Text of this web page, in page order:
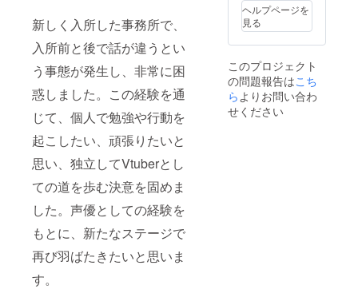
新しく入所した事務所で、
入所前と後で話が違うとい
う事態が発生し、非常に困
惑しました。この経験を通
じて、個人で勉強や行動を
起こしたい、頑張りたいと
思い、独立してVtuberとし
ての道を歩む決意を固めま
した。声優としての経験を
もとに、新たなステージで
再び羽ばたきたいと思いま
す。
ヘルプページを
見る
このプロジェクト
の問題報告はこち
ら よりお問い合わ
せください